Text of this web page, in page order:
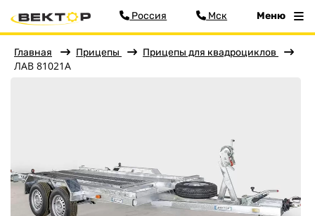
Меню
Фильтр
Россия Мск Меню
Главная Прицепы Прицепы для квадроциклов
ЛАВ 81021А